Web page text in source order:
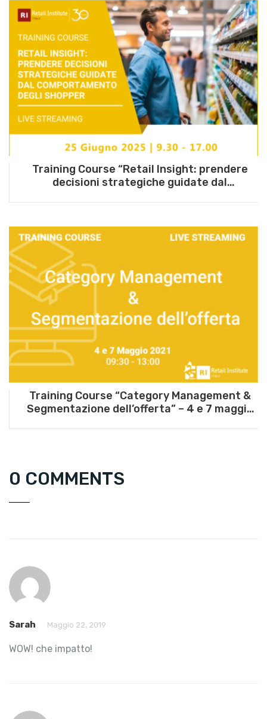
Training Course “Retail Insight: prendere
decisioni strategiche guidate dal
Training Course “Category Management &
Segmentazione dell’offerta” – 4 e 7 maggio
0 COMMENTS
Sarah Maggio 22, 2019
WOW! che impatto!